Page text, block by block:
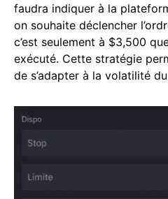
faudra indiquer à la
on souhaite déclencher
c’est seulement à $3,500
exécuté. Cette stratégie
de s’adapter à la volatilité